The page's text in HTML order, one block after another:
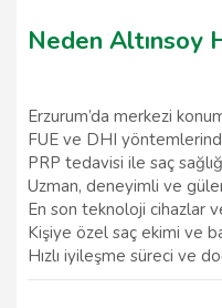
Neden Altınsoy
Erzurum’da merkezi
FUE ve DHI
PRP tedavisi ile saç
Uzman, deneyimli ve
En son teknoloji cihazlar
Kişiye özel saç ekimi ve
Hızlı iyileşme süreci ve